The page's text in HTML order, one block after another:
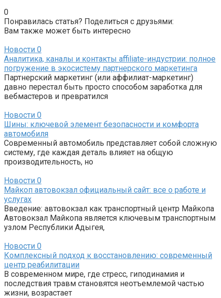
0
Понравилась статья? Поделиться с друзьями:
Вам также может быть интересно
Новости 0
Аналитика, каналы и контакты affiliate-индустрии: полное
погружение в экосистему партнерского маркетинга
Партнерский маркетинг (или аффилиат-маркетинг)
давно перестал быть просто способом заработка для
вебмастеров и превратился
Новости 0
Шины: ключевой элемент безопасности и комфорта
автомобиля
Современный автомобиль представляет собой сложную
систему, где каждая деталь влияет на общую
производительность, но
Новости 0
Майкоп автовокзал официальный сайт: все о работе и
услугах
Введение: автовокзал как транспортный центр Майкопа
Автовокзал Майкопа является ключевым транспортным
узлом Республики Адыгея,
Новости 0
Комплексный подход к восстановлению: современный
центр реабилитации
В современном мире, где стресс, гиподинамия и
последствия травм становятся неотъемлемой частью
жизни, возрастает